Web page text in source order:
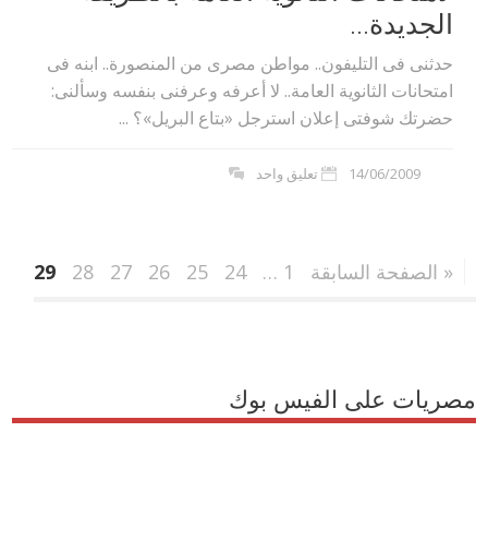
الجديدة...
حدثنى فى التليفون.. مواطن مصرى من المنصورة.. ابنه فى
امتحانات الثانوية العامة.. لا أعرفه وعرفنى بنفسه وسألنى:
حضرتك شوفتى إعلان استرجل «بتاع البريل»؟ ...
14/06/2009 تعليق واحد
« الصفحة السابقة 1
…
24
25
26
27
28
29
مصريات على الفيس بوك